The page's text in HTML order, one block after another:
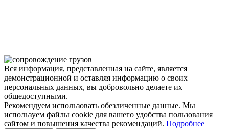
Вся информация, представленная на сайте, является
демонстрационной и оставляя информацию о своих
персональных данных, вы добровольно делаете их
общедоступными.
Рекомендуем использовать обезличенные данные. Мы
используем файлы cookie для вашего удобства пользования
сайтом и повышения качества рекомендаций. Подробнее